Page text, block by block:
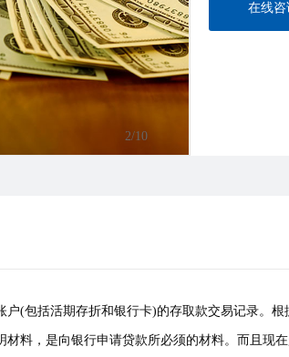
3/10
在线
户(包括活期存折和银行卡)的存取款交易记录。
材料，是向银行申请贷款所必须的材料。而且现